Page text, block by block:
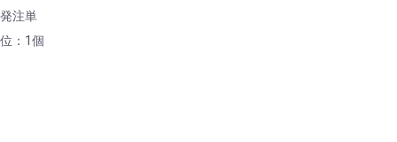
発注単
位：1個